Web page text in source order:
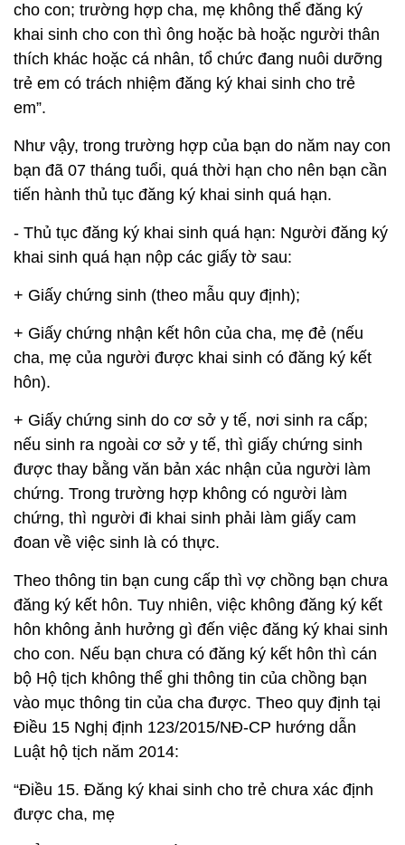
cho con; trường hợp cha, mẹ không thể đăng ký
khai sinh cho con thì ông hoặc bà hoặc người thân
thích khác hoặc cá nhân, tổ chức đang nuôi dưỡng
trẻ em có trách nhiệm đăng ký khai sinh cho trẻ
em”.
Như vậy, trong trường hợp của bạn do năm nay con
bạn đã 07 tháng tuổi, quá thời hạn cho nên bạn cần
tiến hành thủ tục đăng ký khai sinh quá hạn.
- Thủ tục đăng ký khai sinh quá hạn: Người đăng ký
khai sinh quá hạn nộp các giấy tờ sau:
+ Giấy chứng sinh (theo mẫu quy định);
+ Giấy chứng nhận kết hôn của cha, mẹ đẻ (nếu
cha, mẹ của người được khai sinh có đăng ký kết
hôn).
+ Giấy chứng sinh do cơ sở y tế, nơi sinh ra cấp;
nếu sinh ra ngoài cơ sở y tế, thì giấy chứng sinh
được thay bằng văn bản xác nhận của người làm
chứng. Trong trường hợp không có người làm
chứng, thì người đi khai sinh phải làm giấy cam
đoan về việc sinh là có thực.
Theo thông tin bạn cung cấp thì vợ chồng bạn chưa
đăng ký kết hôn. Tuy nhiên, việc không đăng ký kết
hôn không ảnh hưởng gì đến việc đăng ký khai sinh
cho con. Nếu bạn chưa có đăng ký kết hôn thì cán
bộ Hộ tịch không thể ghi thông tin của chồng bạn
vào mục thông tin của cha được. Theo quy định tại
Điều 15 Nghị định 123/2015/NĐ-CP hướng dẫn
Luật hộ tịch năm 2014:
“Điều 15. Đăng ký khai sinh cho trẻ chưa xác định
được cha, mẹ